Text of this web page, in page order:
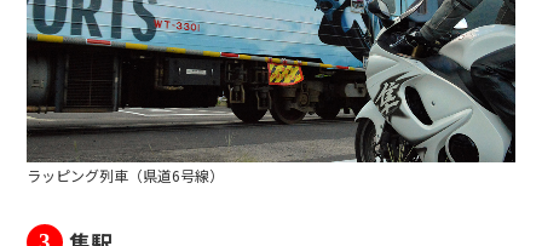
ラッピング列車（県道6号線）